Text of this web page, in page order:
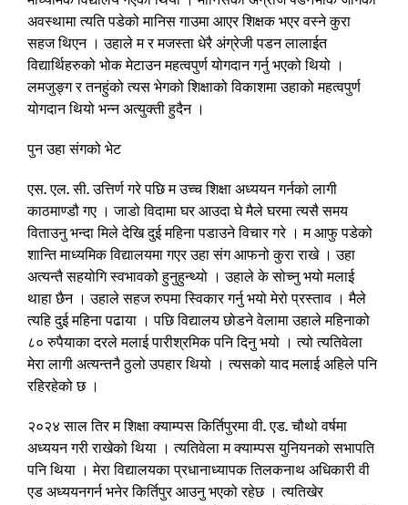
अवस्थामा त्यति पडेको मानिस गाउमा आएर शिक्षक भएर वस्ने कुरा
सहज थिएन । उहाले म र मजस्ता धेरै अंग्रेजी पडन लालाईत
विद्यार्थिहरुको भोक मेटाउन महत्वपुर्ण योगदान गर्नु भएको थियो ।
लमजुङ्ग र तनहुंको त्यस भेगको शिक्षाको विकाशमा उहाको महत्वपुर्ण
योगदान थियो भन्न अत्युक्ती हुदैन ।
पुन उहा संगको भेट
एस. एल. सी. उत्तिर्ण गरे पछि म उच्च शिक्षा अध्ययन गर्नको लागी
काठमाण्डौ गए । जाडो विदामा घर आउदा घे मैले घरमा त्यसै समय
विताउनु भन्दा मिले देखि दुई महिना पडाउने विचार गरे । म आफु पडेको
शान्ति माध्यमिक विद्यालयमा गएर उहा संग आफनो कुरा राखे । उहा
अत्यन्तै सहयोगि स्वभावकोे हुनुहुन्थ्यो । उहाले के सोच्नु भयो मलाई
थाहा छैन । उहाले सहज रुपमा स्विकार गर्नु भयो मेरो प्रस्ताव । मैले
त्यहि दुई महिना पढाया । पछि विद्यालय छोडने वेलामा उहाले महिनाको
८० रुपैयाका दरले मलाई पारीश्रमिक पनि दिनु भयो । त्यो त्यतिवेला
मेरा लागी अत्यन्तनै ठुलो उपहार थियो । त्यसको याद मलाई अहिले पनि
रहिरहेको छ ।
२०२४ साल तिर म शिक्षा क्याम्पस किर्तिपुरमा वी. एड. चौथो वर्षमा
अध्ययन गरी राखेको थिया । त्यतिवेला म क्याम्पस युनियनको सभापति
पनि थिया । मेरा विद्यालयका प्रधानाध्यापक तिलकनाथ अधिकारी वी
एड अध्ययनगर्न भनेर किर्तिपुर आउनु भएको रहेछ । त्यतिखेर